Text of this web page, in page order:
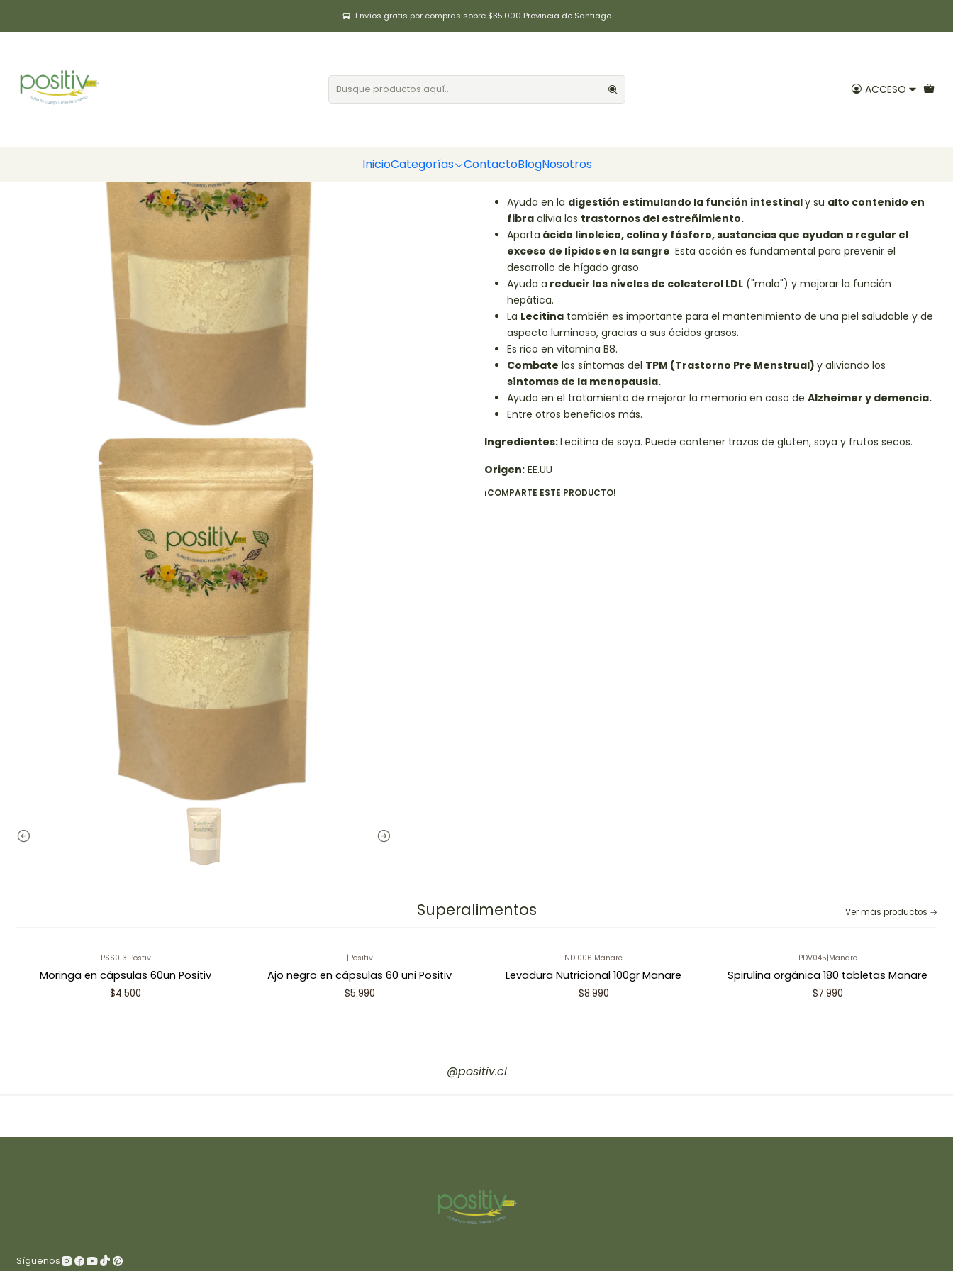
ACCESO
InicioCategorías ContactoBlogNosotros
Envíos gratis por compras sobre $35.000 Provincia de Santiago
Inicio Categorías Lecitina de Soya en polvo 100gr Positiv
LaLecitina de Soyaes un suplemento que se obtiene a través de la extracción de los
granos de soya, algunos de sus beneficios son los siguientes:
Ayuda en la digestión estimulando la función intestinaly su alto contenido en
fibraalivia los trastornos del estreñimiento.
Aporta ácido linoleico, colina y fósforo, sustancias que ayudan a regular el
exceso de lípidos en la sangre. Esta acción es fundamental para prevenir el
desarrollo de hígado graso.
Ayuda a reducir los niveles de colesterol LDL("malo") y mejorar la función
hepática.
La Lecitinatambién es importante para el mantenimiento de una piel saludable y de
aspecto luminoso, gracias a sus ácidos grasos.
Es rico en vitamina B8.
Combate los síntomas del TPM (Trastorno Pre Menstrual) y aliviando los
síntomas de la menopausia.
Ayuda en el tratamiento de mejorar la memoria en caso de Alzheimer y demencia.
Entre otros beneficios más.
Ingredientes:Lecitina de soya. Puede contener trazas de gluten, soya y frutos secos.
Origen:EE.UU
¡COMPARTE ESTE PRODUCTO!
Superalimentos Ver más productos
PSS013|Postiv
Moringa en cápsulas 60un Positiv
$4.500
|Positiv
Ajo negro en cápsulas 60 uni Positiv
$5.990
NDI006|Manare
Levadura Nutricional 100gr Manare
$8.990
PDV045|Manare
Spirulina orgánica 180 tabletas Manare
$7.990
@positiv.cl
Síguenos